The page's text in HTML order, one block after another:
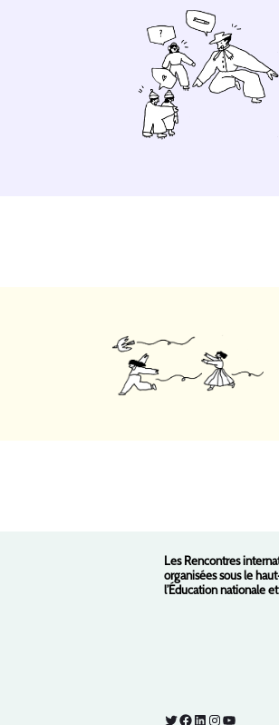
Les Rencontres
organisées sous le
l’Éducation nationale
Twitter
Facebook
LinkedIn
Instagram
YouTube